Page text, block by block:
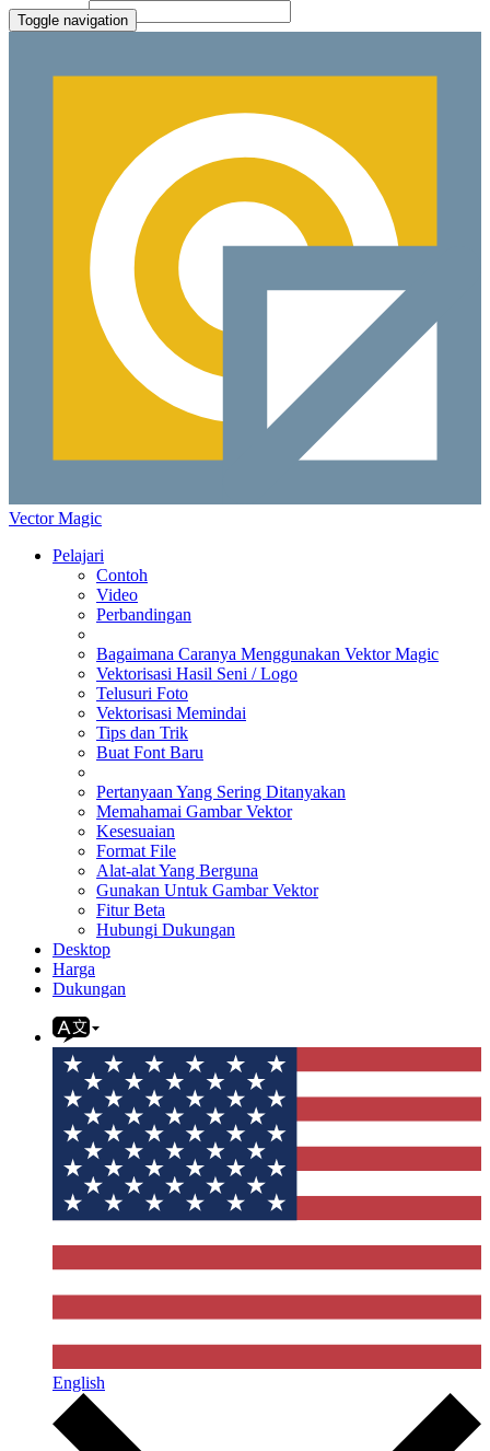
Toggle navigation
Vector Magic
Pelajari
Contoh
Video
Perbandingan
Bagaimana Caranya Menggunakan Vektor Magic
Vektorisasi Hasil Seni / Logo
Telusuri Foto
Vektorisasi Memindai
Tips dan Trik
Buat Font Baru
Pertanyaan Yang Sering Ditanyakan
Memahamai Gambar Vektor
Kesesuaian
Format File
Alat-alat Yang Berguna
Gunakan Untuk Gambar Vektor
Fitur Beta
Hubungi Dukungan
Desktop
Harga
Dukungan
English
File Picker
Paste Target